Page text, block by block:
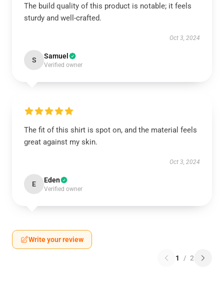
The build quality of this product is notable; it feels
sturdy and well-crafted.
Oct 3, 2024
S Samuel
Verified owner
The fit of this shirt is spot on, and the material feels
great against my skin.
Oct 3, 2024
E Eden
Verified owner
Write your review
1 / 2